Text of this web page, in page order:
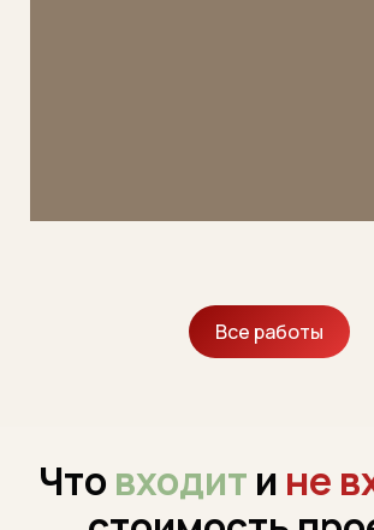
Все работы
Что входит и не